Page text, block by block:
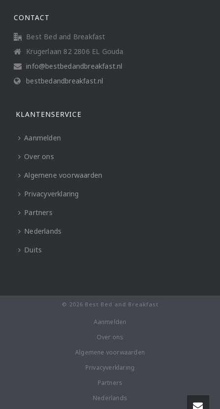
CONTACT
Best Bed and Breakfast
Krugerlaan 82 2806 EL Gouda
info@bestbedandbreakfast.nl
bestbedandbreakfast.nl
KLANTENSERVICE
Aanmelden
Over ons
Algemene voorwaarden
Privacyverklaring
Partners
Nederlands
Duits
© 2026 Best Bed and Breakfast
Aanmelden
Over ons
Algemene voorwaarden
Privacyverklaring
Partners
Nederlands